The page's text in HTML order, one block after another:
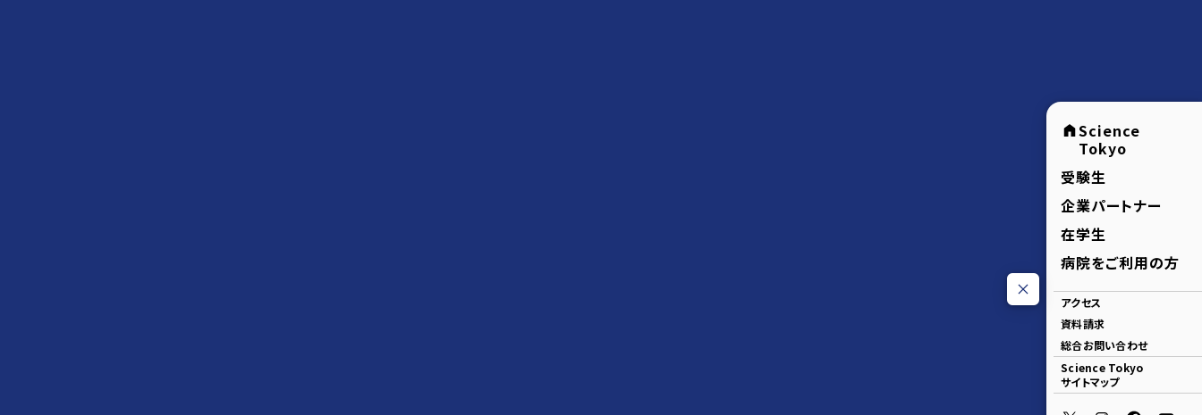
Science
Tokyo
受験生
企業パートナー
在学生
病院をご利用の方
アクセス
資料請求
総合お問い合わせ
Science Tokyo
サイトマップ